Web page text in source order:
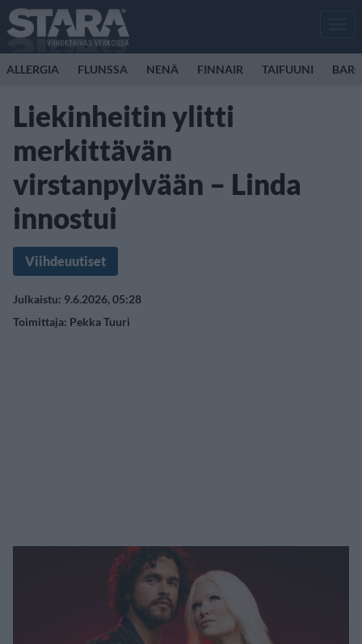
ALLERGIA FLUNSSA NENÄ FINNAIR TAIFUUNI
Liekinheitin ylitti
merkittävän
virstanpylvään – Linda
innostui
Viihdeuutiset
Julkaistu: 9.6.2026, 05:28
Toimittaja: Pekka Tuuri